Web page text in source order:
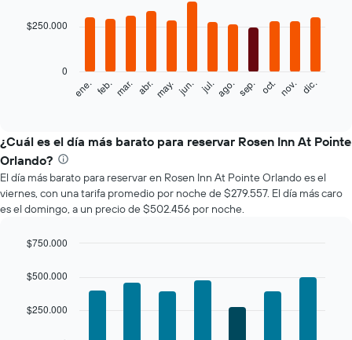
with
el
precio
promedio
de
una
habitación
mes
gráfico
eje
ene. feb.mar. abr.may. jun. jul.ago. sep. oct. nov. dic.
0
$250.000
¿Cuál es el día más barato para reservar Rosen Inn At Pointe
Orlando?
El día más barato para reservar en Rosen Inn At Pointe Orlando es el
viernes, con una tarifa promedio por noche de $279.557. El día más caro
es el domingo, a un precio de $502.456 por noche.
chart
with
bars.
graphic.
$250.000
$500.000
$750.000